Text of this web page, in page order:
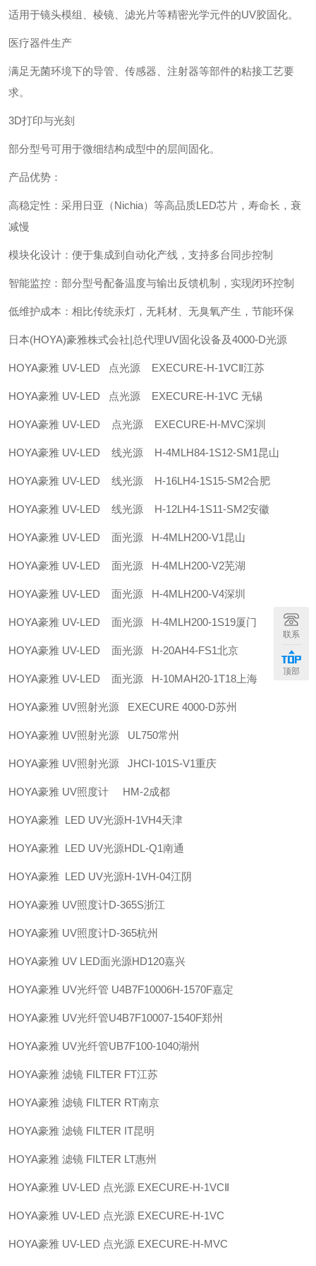
适用于镜头模组、棱镜、滤光片等精密光学元件的UV胶固化。
‌医疗器件生产‌
满足无菌环境下的导管、传感器、注射器等部件的粘接工艺要
求。
‌3D打印与光刻‌
部分型号可用于微细结构成型中的层间固化。
产品优势：
‌高稳定性‌：采用日亚（Nichia）等高品质LED芯片，寿命长，衰
减慢
‌模块化设计‌：便于集成到自动化产线，支持多台同步控制
‌智能监控‌：部分型号配备温度与输出反馈机制，实现闭环控制
‌低维护成本‌：相比传统汞灯，无耗材、无臭氧产生，节能环保
日本(HOYA)豪雅株式会社|总代理UV固化设备及4000-D光源
HOYA豪雅 UV-LED 点光源 EXECURE-H-1VCⅡ江苏
HOYA豪雅 UV-LED 点光源 EXECURE-H-1VC 无锡
HOYA豪雅 UV-LED 点光源 EXECURE-H-MVC深圳
HOYA豪雅 UV-LED 线光源 H-4MLH84-1S12-SM1昆山
HOYA豪雅 UV-LED 线光源 H-16LH4-1S15-SM2合肥
HOYA豪雅 UV-LED 线光源 H-12LH4-1S11-SM2安徽
HOYA豪雅 UV-LED 面光源 H-4MLH200-V1昆山
HOYA豪雅 UV-LED 面光源 H-4MLH200-V2芜湖
HOYA豪雅 UV-LED 面光源 H-4MLH200-V4深圳
HOYA豪雅 UV-LED 面光源 H-4MLH200-1S19厦门
HOYA豪雅 UV-LED 面光源 H-20AH4-FS1北京
HOYA豪雅 UV-LED 面光源 H-10MAH20-1T18上海
HOYA豪雅 UV照射光源 EXECURE 4000-D苏州
HOYA豪雅 UV照射光源 UL750常州
HOYA豪雅 UV照射光源 JHCI-101S-V1重庆
HOYA豪雅 UV照度计 HM-2成都
HOYA豪雅 LED UV光源H-1VH4天津
HOYA豪雅 LED UV光源HDL-Q1南通
HOYA豪雅 LED UV光源H-1VH-04江阴
HOYA豪雅 UV照度计D-365S浙江
HOYA豪雅 UV照度计D-365杭州
HOYA豪雅 UV LED面光源HD120嘉兴
HOYA豪雅 UV光纤管 U4B7F10006H-1570F嘉定
HOYA豪雅 UV光纤管U4B7F10007-1540F郑州
HOYA豪雅 UV光纤管UB7F100-1040湖州
HOYA豪雅 滤镜 FILTER FT江苏
HOYA豪雅 滤镜 FILTER RT南京
HOYA豪雅 滤镜 FILTER IT昆明
HOYA豪雅 滤镜 FILTER LT惠州
HOYA豪雅 UV-LED 点光源 EXECURE-H-1VCⅡ
HOYA豪雅 UV-LED 点光源 EXECURE-H-1VC
HOYA豪雅 UV-LED 点光源 EXECURE-H-MVC
联系
顶部